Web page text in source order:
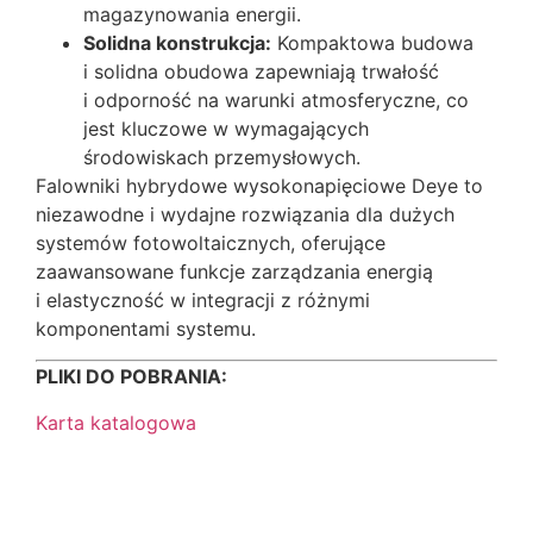
magazynowania energii.
Solidna konstrukcja: Kompaktowa budowa
i solidna obudowa zapewniają trwałość
i odporność na warunki atmosferyczne, co
jest kluczowe w wymagających
środowiskach przemysłowych.
Falowniki hybrydowe wysokonapięciowe Deye to
niezawodne i wydajne rozwiązania dla dużych
systemów fotowoltaicznych, oferujące
zaawansowane funkcje zarządzania energią
i elastyczność w integracji z różnymi
komponentami systemu.
PLIKI DO POBRANIA:
Karta katalogowa